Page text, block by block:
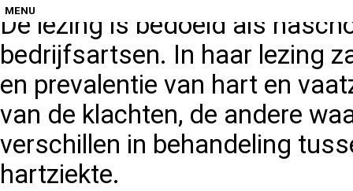
De lezing is bedoeld als
bedrijfsartsen. In haar lezing
en prevalentie van hart en
van de klachten, de andere
verschillen in behandeling
hartziekte.
MENU
Home
Nascholingen op locatie (agenda)